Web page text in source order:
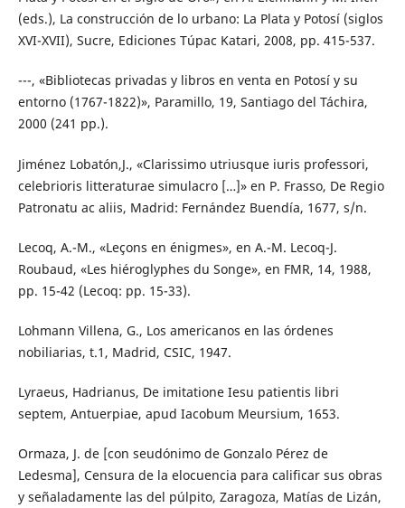
(eds.), La construcción de lo urbano: La Plata y Potosí (siglos
XVI-XVII), Sucre, Ediciones Túpac Katari, 2008, pp. 415-537.
---, «Bibliotecas privadas y libros en venta en Potosí y su
entorno (1767-1822)», Paramillo, 19, Santiago del Táchira,
2000 (241 pp.).
Jiménez Lobatón,J., «Clarissimo utriusque iuris professori,
celebrioris litteraturae simulacro […]» en P. Frasso, De Regio
Patronatu ac aliis, Madrid: Fernández Buendía, 1677, s/n.
Lecoq, A.-M., «Leçons en énigmes», en A.-M. Lecoq-J.
Roubaud, «Les hiéroglyphes du Songe», en FMR, 14, 1988,
pp. 15-42 (Lecoq: pp. 15-33).
Lohmann Villena, G., Los americanos en las órdenes
nobiliarias, t.1, Madrid, CSIC, 1947.
Lyraeus, Hadrianus, De imitatione Iesu patientis libri
septem, Antuerpiae, apud Iacobum Meursium, 1653.
Ormaza, J. de [con seudónimo de Gonzalo Pérez de
Ledesma], Censura de la elocuencia para calificar sus obras
y señaladamente las del púlpito, Zaragoza, Matías de Lizán,